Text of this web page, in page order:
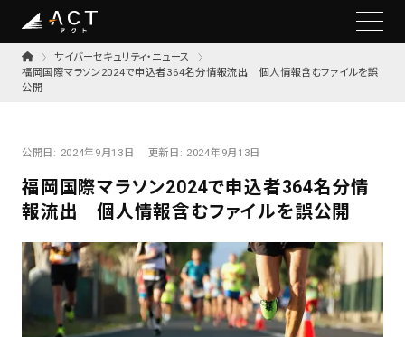
サイバーセキュリティ・ニュース
福岡国際マラソン2024で申込者364名分情報流出 個人情報含むファイルを誤
公開
公開日: 2024年9月13日 更新日: 2024年9月13日
福岡国際マラソン2024で申込者364名分情
報流出 個人情報含むファイルを誤公開